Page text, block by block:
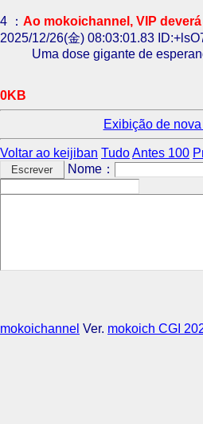
4 ： Ao mokoichannel, VIP
2025/12/26(金) 08:03:01.83
Uma dose gigante de
0KB
Exibição de
Voltar ao keijiban TudoAntes 100
Nome：
mokoichannel Ver. mokoich CGI